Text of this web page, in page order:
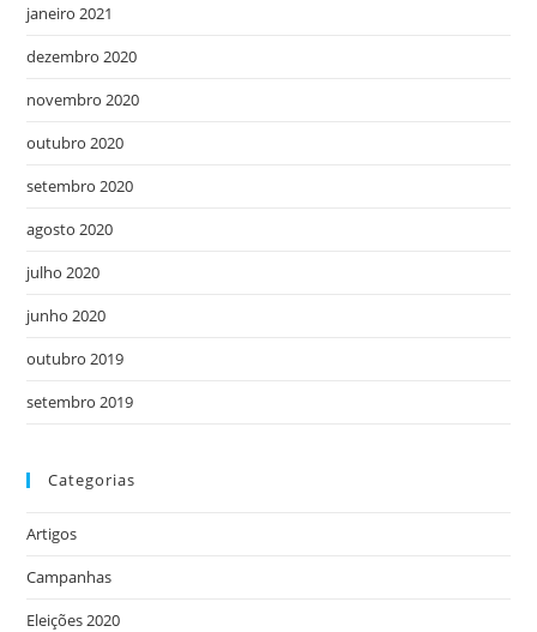
janeiro 2021
dezembro 2020
novembro 2020
outubro 2020
setembro 2020
agosto 2020
julho 2020
junho 2020
outubro 2019
setembro 2019
Categorias
Artigos
Campanhas
Eleições 2020